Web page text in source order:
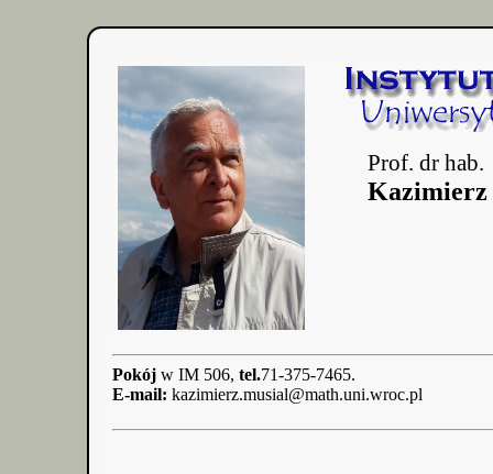
Prof. dr hab.
Kazimierz
Pokójw IM 506, tel.71-375-7465.
E-mail: kazimierz.musial@math.uni.wroc.pl